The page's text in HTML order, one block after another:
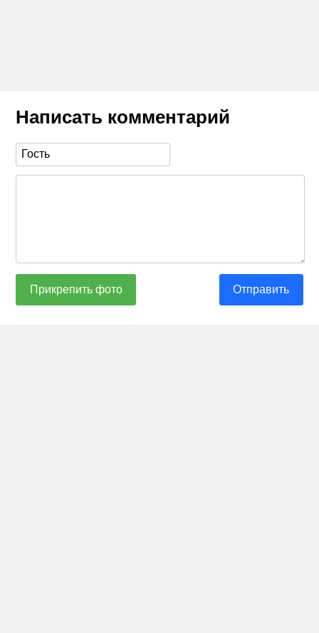
Написать комментарий
Прикрепить фото Отправить